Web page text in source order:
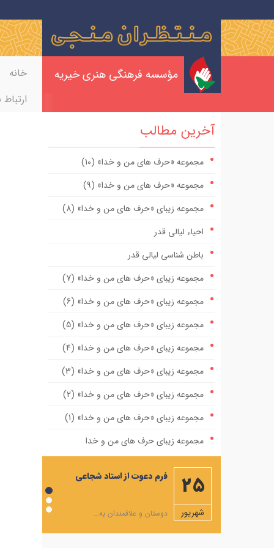
مؤسسه فرهنگی هنری خیریه خانه
ارتباط
آخرین مطالب
مجموعه «حرف های من و خدا» (10)
مجموعه «حرف های من و خدا» (9)
مجموعه زیبای «حرف های من و خدا» (8)
احیاء لیالی قدر
باطن شناسی لیالی قدر
مجموعه زیبای «حرف های من و خدا» (7)
مجموعه زیبای «حرف های من و خدا» (6)
مجموعه زیبای «حرف های من و خدا» (5)
مجموعه زیبای «حرف های من و خدا» (4)
مجموعه زیبای «حرف های من و خدا» (3)
مجموعه زیبای «حرف های من و خدا» (2)
مجموعه زیبای «حرف های من و خدا» (1)
مجموعه زیبای حرف های من و خدا
مهمترین صله ارحام، ایجاد رابطه با امام زمان
علیه السلام است
ویژه نامه ماه مبارک رمضان
فرم دعوت از استاد شجاعی
دوستان و علاقمندان به...
25
شهريور